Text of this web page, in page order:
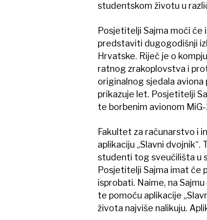
studentskom životu u
Posjetitelji Sajma moći će
predstaviti dugogodišnji
Hrvatske. Riječ je o
ratnog zrakoplovstva i
originalnog sjedala aviona
prikazuje let. Posjetitelji
te borbenim avionom MiG-
Fakultet za računarstvo i
aplikaciju „Slavni
studenti tog sveučilišta u
Posjetitelji Sajma imat će
isprobati. Naime, na
te pomoću aplikacije
života najviše nalikuju.